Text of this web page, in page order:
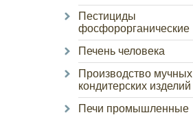
Пестициды
фосфорорганические
Печень человека
Производство мучных
кондитерских изделий
Печи промышленные